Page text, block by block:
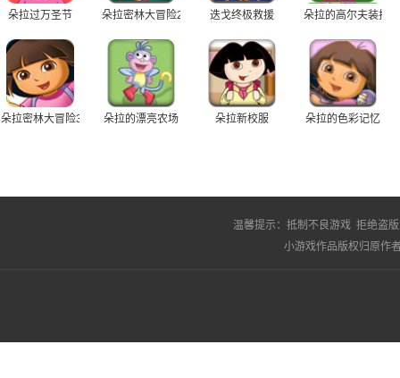
朵拉过万圣节 朵拉密林大冒险2 迭戈终极救援 朵拉的高尔夫装扮
朵拉密林大冒险3 朵拉的漂亮农场 朵拉新校服 朵拉的色彩记忆
温馨提示： 抵制不良游戏 拒绝盗
小游戏作品版权归原作